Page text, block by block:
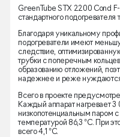
GreenTube STX 2200 Cond
стандартного подогревателя
Благодаря уникальному
подогреватели имеют
следствие,
трубки с поперечным
образованию отложений,
надежнее и реже
Всего в проекте
Каждый аппарат нагревает
низкопотенциальным паром
температурой 86,3 °С. При
всего 4,1 °С.